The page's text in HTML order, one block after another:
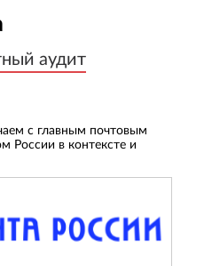
аудит
аудит
с главным почтовым
России в контексте и